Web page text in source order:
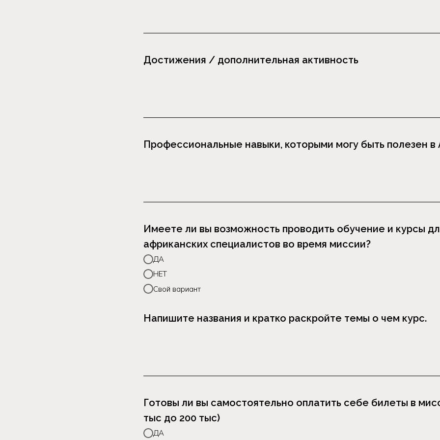
Достижения / дополнительная активность
Профессиональные навыки, которыми могу быть полезен в
Имеете ли вы возможность проводить обучение и курсы
африканских специалистов во время миссии?
ДА
НЕТ
Свой вариант
Напишите названия и кратко раскройте темы о чем курс.
Готовы ли вы самостоятельно оплатить себе билеты в
тыс до 200 тыс)
ДА